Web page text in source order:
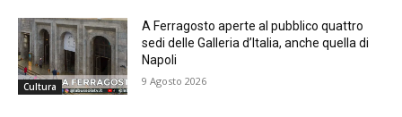
Cultura
A Ferragosto aperte al pubblico quattro
sedi delle Galleria d’Italia, anche quella di
Napoli
9 Agosto 2026